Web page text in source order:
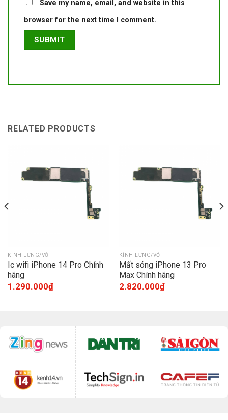
Save my name, email, and website in this
browser for the next time I comment.
RELATED PRODUCTS
KÍNH LƯNG/VỎ
Ic wifi iPhone 14 Pro Chính
hãng
1.290.000₫
KÍNH LƯNG/VỎ
Mất sóng iPhone 13 Pro
Max Chính hãng
2.820.000₫